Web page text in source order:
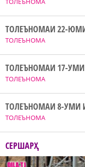
ТОЛЕЪНОМА
ТОЛЕЪНОМАИ 22-
ТОЛЕЪНОМА
ТОЛЕЪНОМАИ 17-
ТОЛЕЪНОМА
ТОЛЕЪНОМАИ 8-УМИ
СЕРШАРҲ